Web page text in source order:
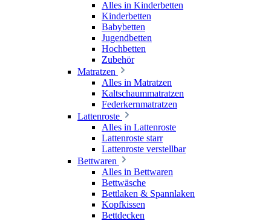
Alles in Kinderbetten
Kinderbetten
Babybetten
Jugendbetten
Hochbetten
Zubehör
Matratzen
Alles in Matratzen
Kaltschaummatratzen
Federkernmatratzen
Lattenroste
Alles in Lattenroste
Lattenroste starr
Lattenroste verstellbar
Bettwaren
Alles in Bettwaren
Bettwäsche
Bettlaken & Spannlaken
Kopfkissen
Bettdecken